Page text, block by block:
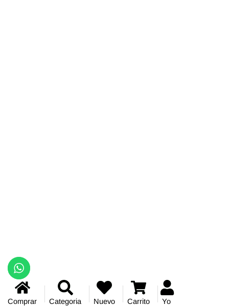
Comprar Categoria Nuevo Carrito Yo